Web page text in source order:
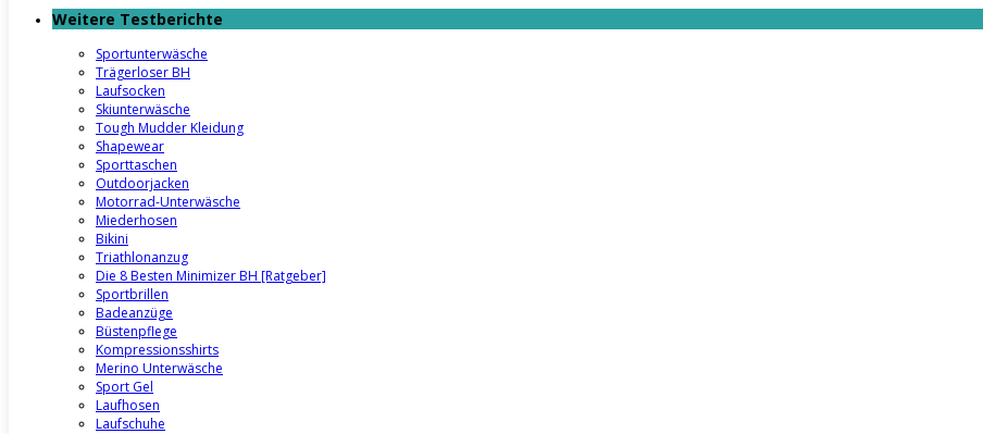
Weitere Testberichte
Sportunterwäsche
Trägerloser BH
Laufsocken
Skiunterwäsche
Tough Mudder Kleidung
Shapewear
Sporttaschen
Outdoorjacken
Motorrad-Unterwäsche
Miederhosen
Bikini
Triathlonanzug
Die 8 Besten Minimizer BH [Ratgeber]
Sportbrillen
Badeanzüge
Büstenpflege
Kompressionsshirts
Merino Unterwäsche
Sport Gel
Laufhosen
Laufschuhe